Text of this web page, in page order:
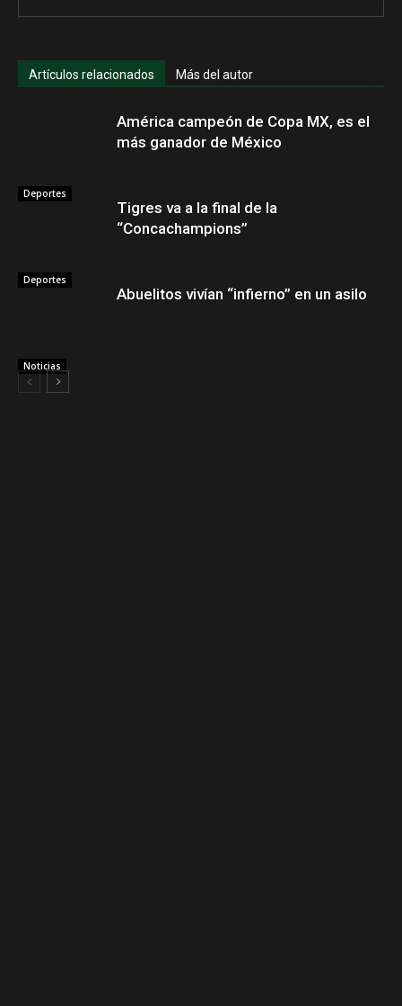
Artículos relacionados Más del autor
Deportes
América campeón de Copa MX, es el
más ganador de México
Deportes
Tigres va a la final de la
“Concachampions”
Noticias
Abuelitos vivían “infierno” en un asilo